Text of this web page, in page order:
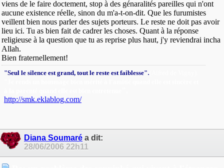
viens de le faire doctement, stop à des génaralités pareilles qui n'ont
aucune existence réelle, sinon du m'a-t-on-dit. Que les furumistes
veillent bien nous parler des sujets porteurs. Le reste ne doit pas avoir
lieu ici. Tu as bien fait de cadrer les choses. Quant à la réponse
religieuse à la question que tu as reprise plus haut, j'y reviendrai incha
Allah.
Bien fraternellement!
"Seul le silence est grand, tout le reste est faiblesse".
http://smk.eklablog.com/
Diana Soumaré a dit:
28/06/2006 22h11